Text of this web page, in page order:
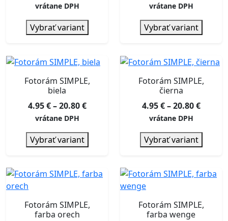
5.55 €
vrátane DPH
Vybrať variant
5.55 €
vrátane DPH
Vybrať variant
Fotorám SIMPLE,
biela
4.95€ – 20.80€Price
4.95 €
vrátane DPH
Vybrať variant
Fotorám SIMPLE,
čierna
4.95€ – 20.80€Price
4.95 €
vrátane DPH
Vybrať variant
Fotorám SIMPLE,
farba orech
Fotorám SIMPLE,
farba wenge